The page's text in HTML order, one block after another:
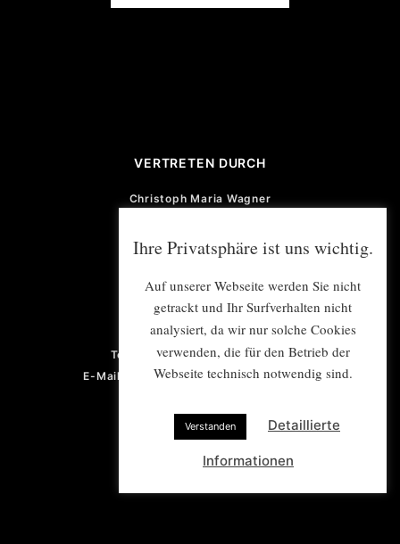
VERTRETEN DURCH
Christoph Maria Wagner
Martin von der Heydt
Michael Pattmann
Violetta von der Heydt
Telefon: +49 (0) 201 922 77 67
E-Mail: violetta.vonderheydt@e-mex.de
Ihre Privatsphäre ist uns wichtig.
Auf unserer Webseite werden Sie nicht
getrackt und Ihr Surfverhalten nicht
analysiert, da wir nur solche Cookies
verwenden, die für den Betrieb der
Webseite technisch notwendig sind.
Verstanden Detaillierte
Informationen